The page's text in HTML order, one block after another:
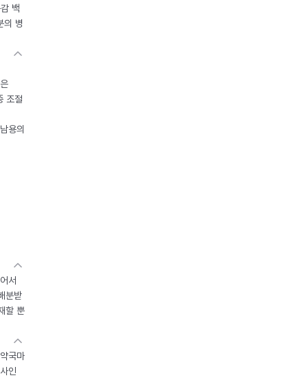
백
의 병
조절
용의
서
분받
할 뿐
국마
인